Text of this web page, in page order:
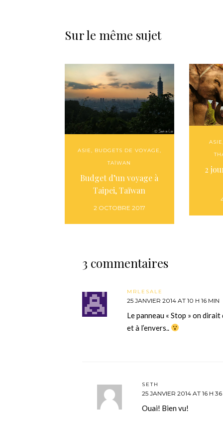
Sur le même sujet
ASIE, BUDGETS DE VOYAGE,
TAÏWAN
Budget d’un voyage à
Taipei, Taïwan
2 OCTOBRE 2017
ASIE
2
3 commentaires
MRLESALE
25 JANVIER 2014 AT 10 H 16 MIN
Le panneau « Stop » on
et à l’envers..
SETH
25 JANVIER 2014 AT 16 H
Ouai! Bien vu!